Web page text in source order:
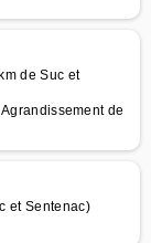
de Suc et
de
et Sentenac)